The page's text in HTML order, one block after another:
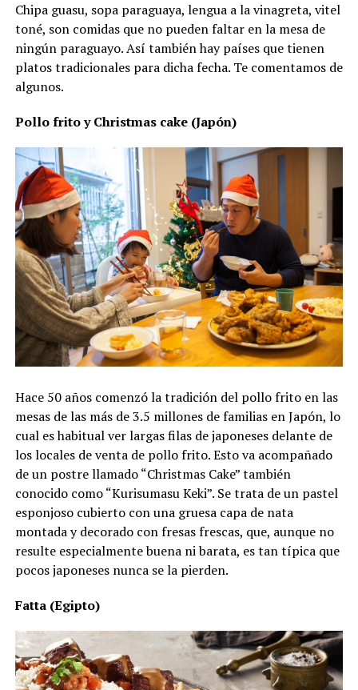
Chipa guasu, sopa paraguaya, lengua a la vinagreta, vitel
toné, son comidas que no pueden faltar en la mesa de
ningún paraguayo. Así también hay países que tienen
platos tradicionales para dicha fecha. Te comentamos de
algunos.
Pollo frito y Christmas cake (Japón)
Hace 50 años comenzó la tradición del pollo frito en las
mesas de las más de 3.5 millones de familias en Japón, lo
cual es habitual ver largas filas de japoneses delante de
los locales de venta de pollo frito. Esto va acompañado
de un postre llamado “Christmas Cake” también
conocido como “Kurisumasu Keki”. Se trata de un pastel
esponjoso cubierto con una gruesa capa de nata
montada y decorado con fresas frescas, que, aunque no
resulte especialmente buena ni barata, es tan típica que
pocos japoneses nunca se la pierden.
Fatta (Egipto)